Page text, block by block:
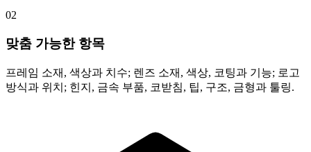
02
맞춤 가능한 항목
프레임 소재, 색상과 치수; 렌즈 소재, 색상, 코팅과 기능; 로고
방식과 위치; 힌지, 금속 부품, 코받침, 팁, 구조, 금형과 툴링.